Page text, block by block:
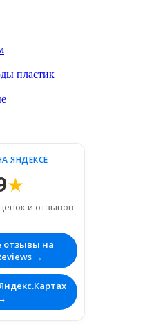
пластик
ЯНДЕКСЕ
★
и отзывов
отзывы на
→